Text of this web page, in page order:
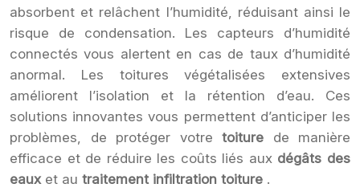
absorbent et relâchent l’humidité, réduisant ainsi le
risque de condensation. Les capteurs d’humidité
connectés vous alertent en cas de taux d’humidité
anormal. Les toitures végétalisées extensives
améliorent l’isolation et la rétention d’eau. Ces
solutions innovantes vous permettent d’anticiper les
problèmes, de protéger votre toiture de manière
efficace et de réduire les coûts liés aux dégâts des
eaux et au traitement infiltration toiture .